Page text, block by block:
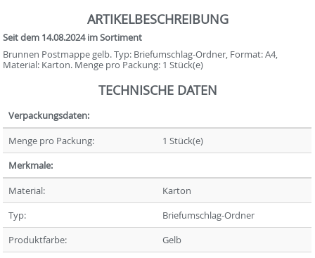
ARTIKELBESCHREIBUNG
Seit dem 14.08.2024 im Sortiment
Brunnen Postmappe gelb. Typ: Briefumschlag-Ordner, Format: A4,
Material: Karton. Menge pro Packung: 1 Stück(e)
TECHNISCHE DATEN
Verpackungsdaten:
Menge pro Packung:
1 Stück(e)
Merkmale:
Material:
Karton
Typ:
Briefumschlag-Ordner
Produktfarbe:
Gelb